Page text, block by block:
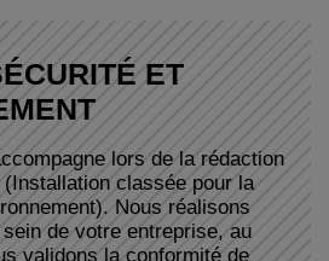
ET
lors de la rédaction
classée pour la
Nous réalisons
de votre entreprise, au
validons la conformité de